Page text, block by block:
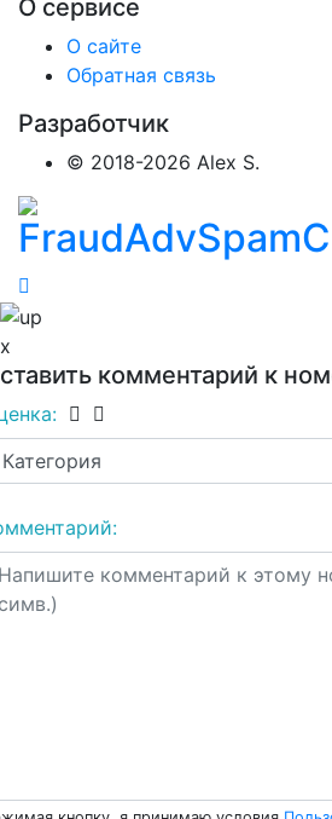
О сервисе
О сайте
Обратная связь
Разработчик
© 2018-2026 Alex S.
x
комментарий к